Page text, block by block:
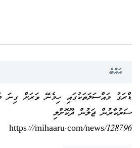
އައްބެ
ޑްރަގު މައްސަލަތަކުގައި ހިމެނޭ ވަރަށް ގިނަ
ސަރުކާރުން ޖަލުން ދޫކޮށްލި
https://mihaaru.com/news/128796